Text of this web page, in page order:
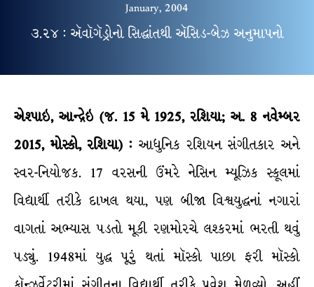
January, 2004
૩.૨૪ : ઍવૉગૅડ્રોનો સિદ્ધાંતથી ઍસિડ-બેઝ અનુમાપનો
એશ્પાઇ, આન્દ્રેઇ (જ. 15 મે 1925, રશિયા; અ. 8 નવેમ્બર
2015, મોસ્કો, રશિયા) : આધુનિક રશિયન સંગીતકાર અને
સ્વર-નિયોજક. 17 વરસની ઉંમરે નેસિન મ્યૂઝિક સ્કૂલમાં
વિદ્યાર્થી તરીકે દાખલ થયા, પણ બીજા વિશ્વયુદ્ધનાં નગારાં
વાગતાં અભ્યાસ પડતો મૂકી રણમોરચે લશ્કરમાં ભરતી થવું
પડ્યું. 1948માં યુદ્ધ પૂરું થતાં મૉસ્કો પાછા ફરી મૉસ્કો